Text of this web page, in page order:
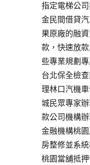
指定電梯公
金民間借貸
果原廠的融
款，快速放
些專業規劃
台北保全檢
理林口汽機
城民眾專家
款公司機構
金融機構桃
房整修並系
桃園當舖抵